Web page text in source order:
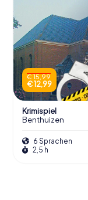
€ 15,99
€ 12,99
Krimispiel
Benthuizen
6 Sprachen
2,5 h